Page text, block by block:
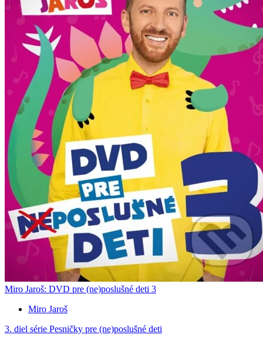
Miro Jaroš: DVD pre (ne)poslušné deti 3
Miro Jaroš
3. diel série Pesničky pre (ne)poslušné deti